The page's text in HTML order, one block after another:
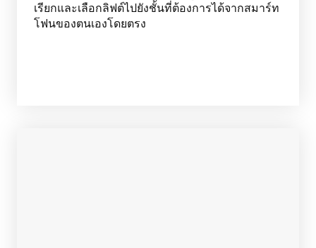
เรียกและเลือกลิฟต์ไปยังชั้นที่ต้องการได้จากสมาร์ท
โฟนของตนเองโดยตรง